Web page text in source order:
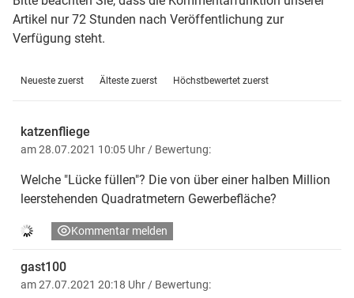
Artikel nur 72 Stunden nach Veröffentlichung zur
Verfügung steht.
Neueste zuerst Älteste zuerst Höchstbewertet zuerst
katzenfliege
am 28.07.2021 10:05 Uhr/ Bewertung:
Welche "Lücke füllen"? Die von über einer halben Million
leerstehenden Quadratmetern Gewerbefläche?
Kommentar melden
gast100
am 27.07.2021 20:18 Uhr/ Bewertung: